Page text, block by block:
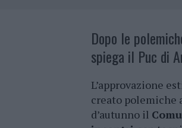
Dopo le
spiega il Puc di
L’approvazione
creato polemiche
d’autunno il